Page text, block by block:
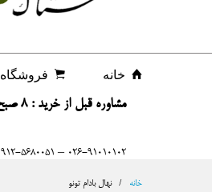
خانه فروشگاه
مشاوره قبل از خرید : 8 صبح تا 6 عصر
026-91010102 – 0912-5680051 و چت آنلاین
خانه / نهال بادام تونو